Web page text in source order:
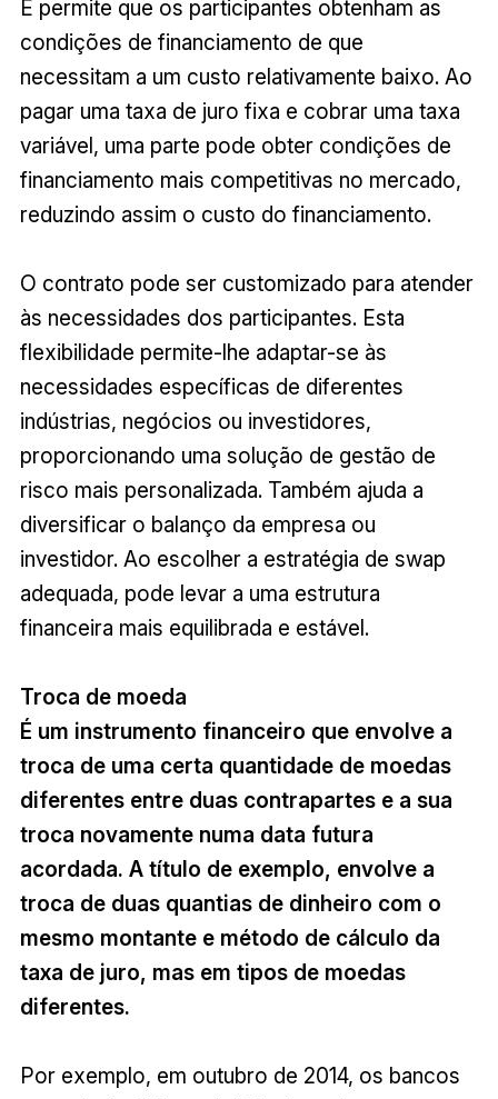
E permite que os participantes obtenham as
condições de financiamento de que
necessitam a um custo relativamente baixo. Ao
pagar uma taxa de juro fixa e cobrar uma taxa
variável, uma parte pode obter condições de
financiamento mais competitivas no mercado,
reduzindo assim o custo do financiamento.
O contrato pode ser customizado para atender
às necessidades dos participantes. Esta
flexibilidade permite-lhe adaptar-se às
necessidades específicas de diferentes
indústrias, negócios ou investidores,
proporcionando uma solução de gestão de
risco mais personalizada. Também ajuda a
diversificar o balanço da empresa ou
investidor. Ao escolher a estratégia de swap
adequada, pode levar a uma estrutura
financeira mais equilibrada e estável.
Troca de moeda
É um instrumento financeiro que envolve a
troca de uma certa quantidade de moedas
diferentes entre duas contrapartes e a sua
troca novamente numa data futura
acordada. A título de exemplo, envolve a
troca de duas quantias de dinheiro com o
mesmo montante e método de cálculo da
taxa de juro, mas em tipos de moedas
diferentes.
Por exemplo, em outubro de 2014, os bancos